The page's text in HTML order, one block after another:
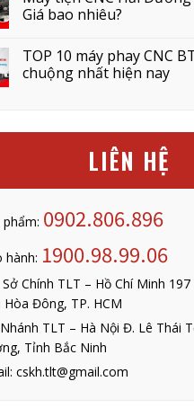
Giá bao nhiêu?
TOP 10 máy phay CNC
chuộng nhất hiện nay
LIÊN HỆ
phẩm: 0902.806.896
hành: 1900.98.99.06
Chính TLT – Hồ Chí Minh 197
Hòa Đông, TP. HCM
TLT – Hà Nội Đ. Lê Thái
Tỉnh Bắc Ninh
cskh.tlt@gmail.com